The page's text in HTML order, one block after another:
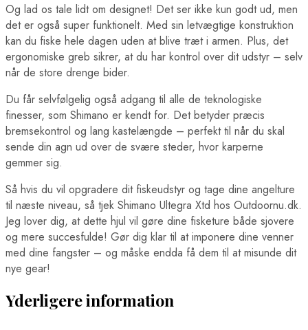
Og lad os tale lidt om designet! Det ser ikke kun godt ud, men
det er også super funktionelt. Med sin letvægtige konstruktion
kan du fiske hele dagen uden at blive træt i armen. Plus, det
ergonomiske greb sikrer, at du har kontrol over dit udstyr – selv
når de store drenge bider.
Du får selvfølgelig også adgang til alle de teknologiske
finesser, som Shimano er kendt for. Det betyder præcis
bremsekontrol og lang kastelængde – perfekt til når du skal
sende din agn ud over de svære steder, hvor karperne
gemmer sig.
Så hvis du vil opgradere dit fiskeudstyr og tage dine angelture
til næste niveau, så tjek Shimano Ultegra Xtd hos Outdoornu.dk.
Jeg lover dig, at dette hjul vil gøre dine fisketure både sjovere
og mere succesfulde! Gør dig klar til at imponere dine venner
med dine fangster – og måske endda få dem til at misunde dit
nye gear!
Yderligere information